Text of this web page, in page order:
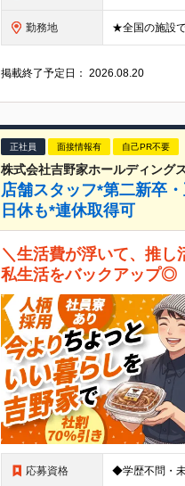
勤務地
掲載終了予定日：2026.08.20
正社員 面接情報有 自己PR不要
株式会社吉野家ホールディング
店舗スタッフ*第二新卒
日休も*連休取得可
＼生活費が浮いて、推し
私生活をバックアップ◎
応募資格